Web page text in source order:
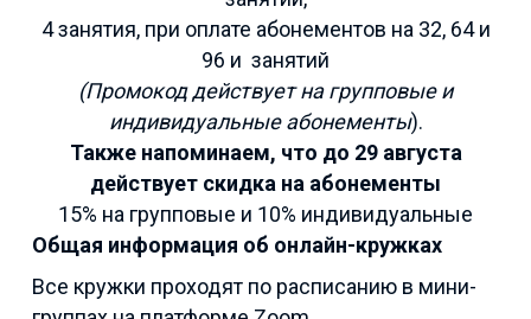
4 занятия, при оплате абонементов на 32, 64 и
96 и занятий
(Промокод действует на групповые и
индивидуальные абонементы).
Также напоминаем, что до 29 августа
действует скидка на абонементы
15% на групповые и 10% индивидуальные
Общая информация об онлайн-кружках
Все кружки проходят по расписанию в мини-